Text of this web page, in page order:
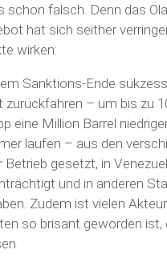
schon falsch. Denn das
hat sich seither
wirken:
Sanktions-Ende
– um bis zu
eine Million Barrel
laufen – aus den
Betrieb gesetzt, in
und in anderen
Zudem ist vielen
so brisant geworden ist,